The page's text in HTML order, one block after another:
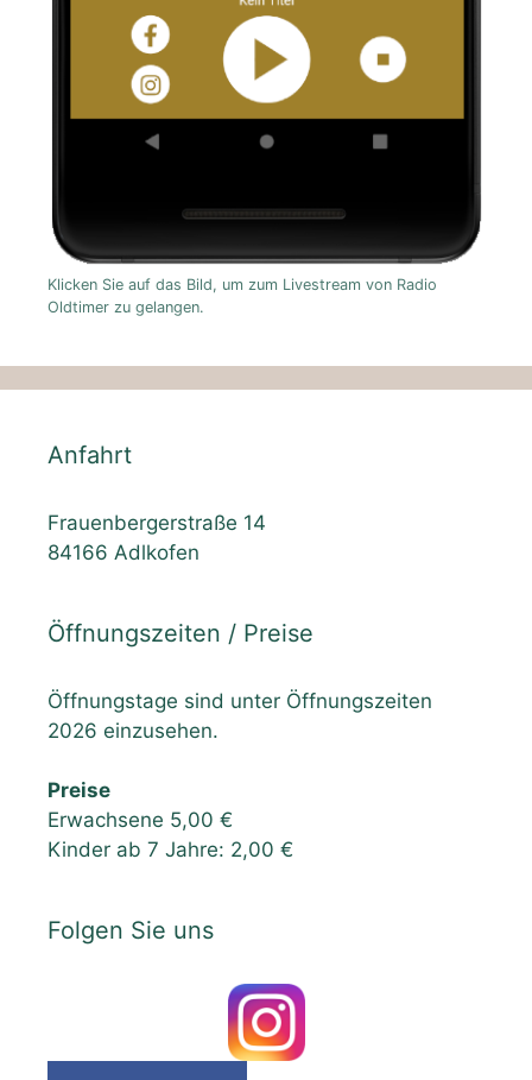
Klicken Sie auf das Bild, um zum Livestream von Radio
Oldtimer zu gelangen.
Anfahrt
Frauenbergerstraße 14
84166 Adlkofen
Öffnungszeiten / Preise
Öffnungstage sind unter Öffnungszeiten
2026 einzusehen.
Preise
Erwachsene 5,00 €
Kinder ab 7 Jahre: 2,00 €
Folgen Sie uns